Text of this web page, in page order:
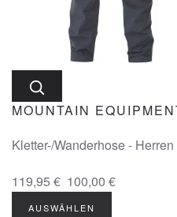
MOUNTAIN
Kletter-/Wanderhose -
119,95 € 100,00 €
AUSWÄHLEN